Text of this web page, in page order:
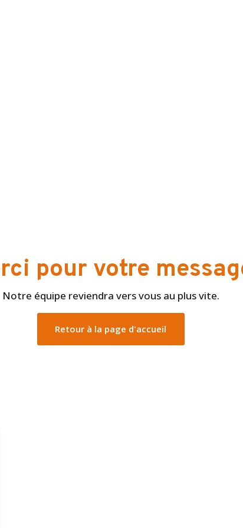
pour votre
Notre équipe reviendra vers vous au plus vite.
Retour à la page d'accueil